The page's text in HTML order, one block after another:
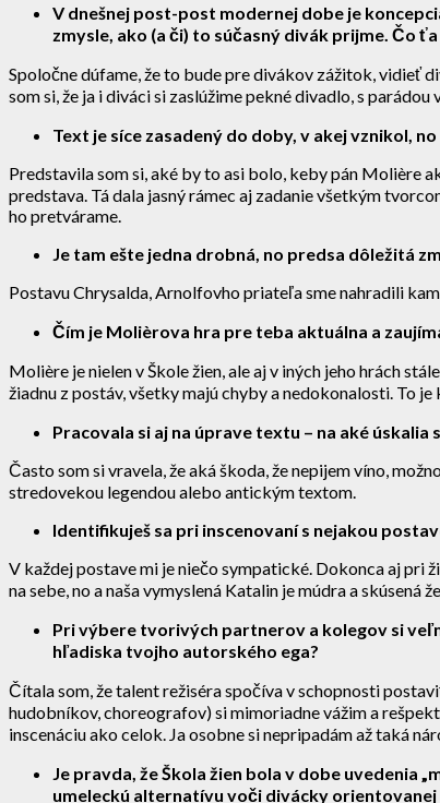
V dnešnej post-post modernej dobe je
zmysle, ako (a či) to súčasný divák prijme. Čo
Spoločne dúfame, že to bude pre divákov zážitok, vidieť
som si, že ja i diváci si zaslúžime pekné divadlo, s
Text je síce zasadený do doby, v akej vznikol,
Predstavila som si, aké by to asi bolo, keby pán Molière
predstava. Tá dala jasný rámec aj zadanie všetkým
ho pretvárame.
Je tam ešte jedna drobná, no predsa dôležitá
Postavu Chrysalda, Arnolfovho priateľa sme nahradili
Čím je Molièrova hra pre teba aktuálna a
Molière je nielen v Škole žien, ale aj v iných jeho hrách
žiadnu z postáv, všetky majú chyby a nedokonalosti. To je
Pracovala si aj na úprave textu – na aké
Často som si vravela, že aká škoda, že nepijem víno,
stredovekou legendou alebo antickým textom.
Identifikuješ sa pri inscenovaní s nejakou
V každej postave mi je niečo sympatické. Dokonca aj pri
na sebe, no a naša vymyslená Katalin je múdra a
Pri výbere tvorivých partnerov a kolegov si
hľadiska tvojho autorského ega?
Čítala som, že talent režiséra spočíva v schopnosti
hudobníkov, choreografov) si mimoriadne vážim a
inscenáciu ako celok. Ja osobne si nepripadám až taká
Je pravda, že Škola žien bola v dobe uvedenia
umeleckú alternatívu voči divácky